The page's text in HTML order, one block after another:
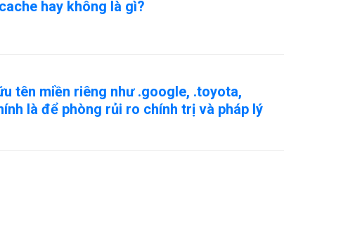
hay không là gì?
tên miền riêng như .google, .toyota,
là để phòng rủi ro chính trị và pháp lý